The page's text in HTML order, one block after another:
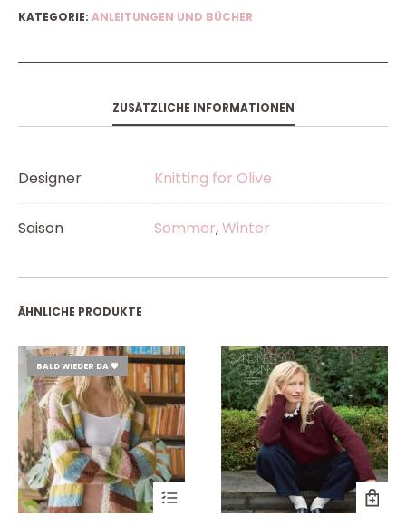
KATEGORIE: ANLEITUNGEN UND BÜCHER
ZUSÄTZLICHE INFORMATIONEN
Designer Knitting for Olive
Saison Sommer,Winter
ÄHNLICHE PRODUKTE
BALD WIEDER DA 💗